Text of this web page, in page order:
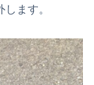
ます。